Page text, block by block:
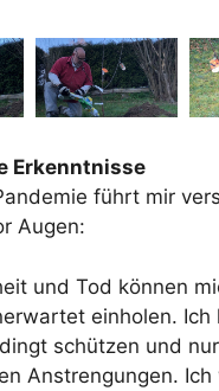
Erkenntnisse
führt mir
Augen:
und Tod können
einholen. Ich
schützen und
Anstrengungen. Ich